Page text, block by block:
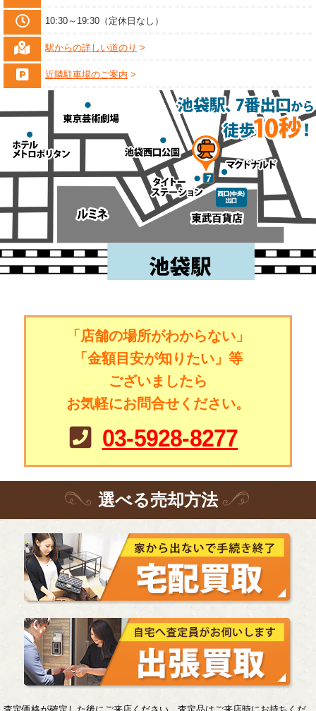
10:30～19:30（定休日なし）
駅からの詳しい道のり
近隣駐車場のご案内
「店舗の場所がわからない」
「金額目安が知りたい」等
ございましたら
お気軽にお問合せください。
03-5928-8277
選べる売却方法